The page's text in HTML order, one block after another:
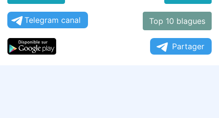
Telegram canal Top 10 blagues
Partager